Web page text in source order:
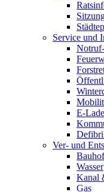
Service und
E-
Ver- und
Bauhof
Wasser
Kanal
Gas